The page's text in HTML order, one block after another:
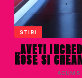
STIRI
„AVETI
ROSE SI
· ACUM 5